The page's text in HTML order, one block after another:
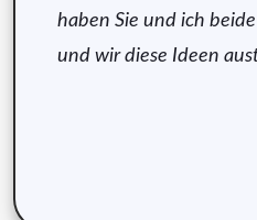
haben Sie und ich
und wir diese Ideen